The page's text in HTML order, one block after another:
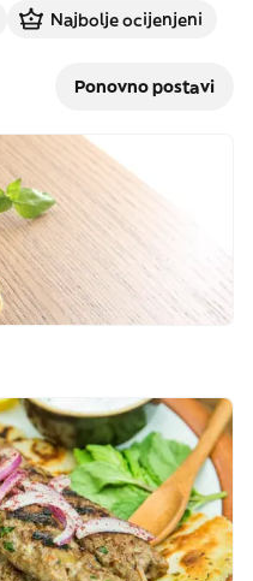
Najbolje ocijenjeni
Ponovno postavi